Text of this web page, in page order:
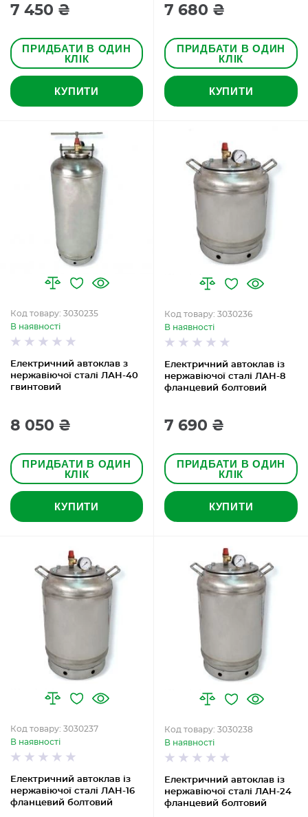
7 450 ₴
ПРИДБАТИ В ОДИН
КЛІК
КУПИТИ
7 680 ₴
ПРИДБАТИ В ОДИН
КЛІК
КУПИТИ
Електричний автоклав з
нержавіючої сталі ЛАН-40
гвинтовий
Код товару: 3030235
В наявності
8 050 ₴
ПРИДБАТИ В ОДИН
КЛІК
КУПИТИ
Електричний автоклав із
нержавіючої сталі ЛАН-8
фланцевий болтовий
Код товару: 3030236
В наявності
7 690 ₴
ПРИДБАТИ В ОДИН
КЛІК
КУПИТИ
Електричний автоклав із
нержавіючої сталі ЛАН-16
фланцевий болтовий
Код товару: 3030237
В наявності
Електричний автоклав із
нержавіючої сталі ЛАН-24
фланцевий болтовий
Код товару: 3030238
В наявності